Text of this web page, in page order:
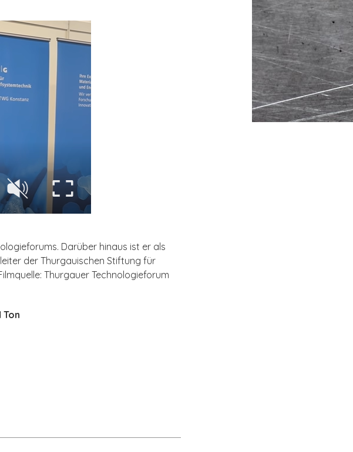
Darüber hinaus ist er als
der Thurgauischen Stiftung für
Thurgauer Technologieforum